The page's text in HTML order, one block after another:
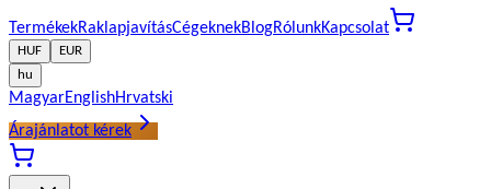
TermékekRaklapjavításCégeknekBlogRólunkKapcsolat
HUF
EUR
hu
MagyarEnglishHrvatski
Árajánlatot kérek